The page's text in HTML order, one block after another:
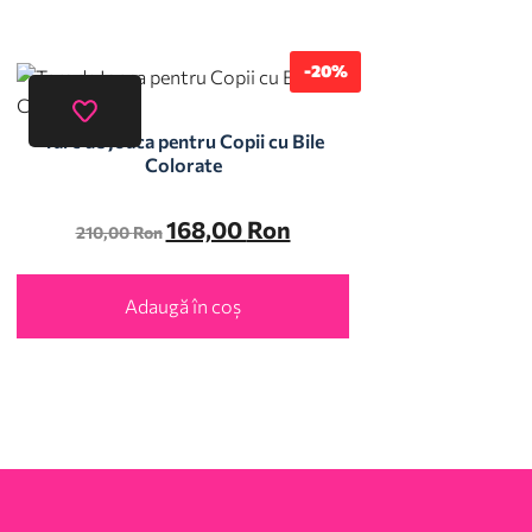
-20%
Tarc de Joaca pentru Copii cu Bile
Colorate
210,00Ron 168,00 Ron
Adaugă în coș